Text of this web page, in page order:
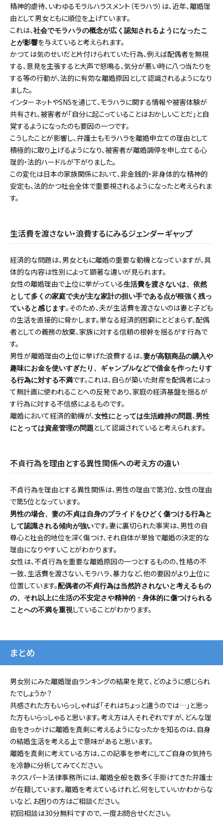
精神的虐待、いわゆるモラルハラスメント（モラハラ）は、近年、離婚理
由として男女ともに順位を上げています。
これは、 社会でモラハラの概念が広く認知されるようになったこ
とが影響を与えていると考えられます。
かつては気のせいだと片付けられていた行為、例えば配偶者を無視
する、意見を主張すると大声で怒鳴る、気分が悪い時に八つ当たりを
する等の行動が、法的に有効な離婚原因として認識されるようになり
ました。
インターネットやSNSを通じて、モラハラに関する情報や被害体験が
共有され、被害者が「自分に起こっていることはおかしいことだ」と自
覚するようになったのも要因の一つです。
こうしたことが影響し、弁護士もモラハラを離婚申立ての理由として
積極的に取り上げるようになり、被害者が離婚調停を申し立てる心
理的・法的ハードルが下がりました。
この変化は日本の家族関係において、非金銭的・非身体的な精神的
安定も、法的かつ社会全体で重要視されるようになったと考えられま
す。
生活費を渡さない・浪費するにみるジェンダーギャップ
経済的な問題は、男女ともに離婚の重要な動機となっていますが、具
体的な内容は性別によって顕著な違いが見られます。
女性の離婚理由で上位に挙がっている生活費を渡さないは、依然
として多くの家庭で夫が主な家計の担い手である点が根強く残っ
ていると感じます。そのため、夫が生活費を渡さないのは妻と子ども
の生活を直接的に脅かします。単なる経済的困窮にとどまらず、配偶
者としての義務の放棄、家族に対する信頼の根幹を揺るがす行為で
す。
男性が離婚理由の上位に挙げた浪費するは、 妻が高額商品の購入や
趣味にお金を使いすぎたり、ギャンブルなどで借金を作ったりす
る行為に対する不満です。これは、自らが築いた財産を配偶者によっ
て無計画に使われることへの反発であり、家庭の経済基盤を揺るが
す行為に対する不信感によるものです。
離婚において経済的動機が、 女性にとっては生活維持の問題、 男性
にとっては資産管理の問題 として認識されていると考えられます。
不貞行為を理由とする異性関係への考え方の違い
不貞行為を理由とする異性関係は、男性の理由で第3位、女性の理由
で第5位となっています。
男性の場合、妻の不貞は自身のプライドをひどく傷つける行為と
して認識される傾向が強いです。妻に裏切られた事実は、男性の自
尊心と社会的地位を深く傷つけ、それ自体が単独で離婚の決定的な
理由になりやすいことがわかります。
女性は、不貞行為を重要な離婚原因の一つとするものの、性格の不
一致、生活費を渡さない、モラハラ、暴力など、他の要因がより上位に
位置しています。配偶者の不貞行為は当然許されないと考えるもの
の、それ以上に生活の不安定さや精神的・身体的に傷つけられる
ことへの不満を重視していることがわかります。
まとめ
男女別にみた離婚理由ランキングの結果を見て、どのように感じられ
たでしょうか？
共感された方もいらっしゃれば「それはちょっと違うのでは…」と思っ
た方もいらっしゃると思います。考え方は人それぞれですが、どんな理
由をきっかけに離婚を真剣に考えるようになったかを知るのは、自身
の結婚生活を考える上で意味があると思います。
離婚を真剣に考えている方は、この記事を参考にしてご自身の気持ち
を冷静に分析してみてください。
ネクスパート法律事務所には、離婚全般を数多く手掛けてきた弁護士
が在籍しています。離婚を考えているけれど、何をしていいかわからな
いなど、お困りの方はご相談ください。
初回相談は30分無料ですので、一度お問合せください。